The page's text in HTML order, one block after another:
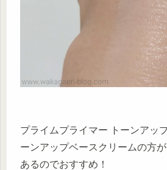
プライムプライマー トーンアッ
ーンアップベースクリームの方
あるのでおすすめ！